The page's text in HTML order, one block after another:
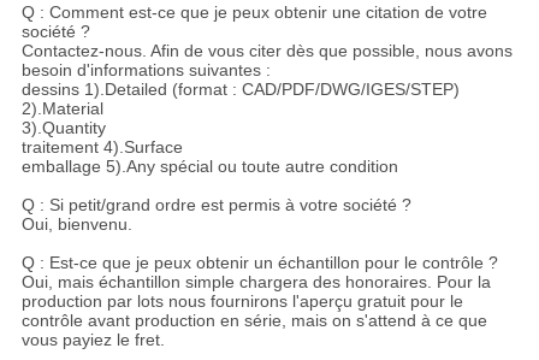
Q : Comment est-ce que je peux obtenir une citation de votre
société ?
Contactez-nous. Afin de vous citer dès que possible, nous avons
besoin d'informations suivantes :
dessins 1).Detailed (format : CAD/PDF/DWG/IGES/STEP)
2).Material
3).Quantity
traitement 4).Surface
emballage 5).Any spécial ou toute autre condition
Q : Si petit/grand ordre est permis à votre société ?
Oui, bienvenu.
Q : Est-ce que je peux obtenir un échantillon pour le contrôle ?
Oui, mais échantillon simple chargera des honoraires. Pour la
production par lots nous fournirons l'aperçu gratuit pour le
contrôle avant production en série, mais on s'attend à ce que
vous payiez le fret.